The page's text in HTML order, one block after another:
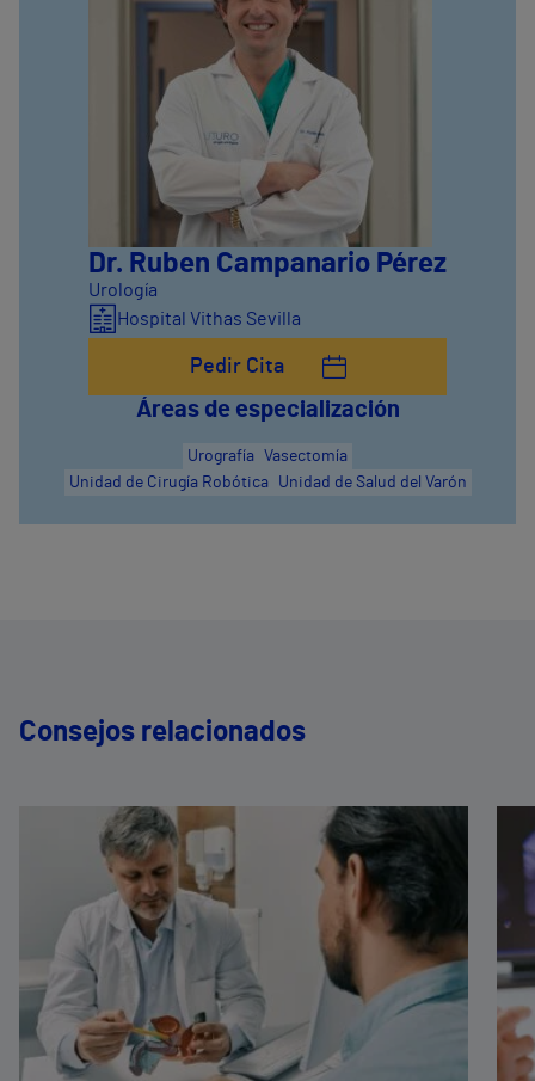
Dr. Ruben Campanario Pérez
Urología
Hospital Vithas Sevilla
Pedir Cita
Áreas de especialización
Unidad de Cirugía Robótica Unidad de Salud del Varón
Urografía Vasectomía
Consejos relacionados